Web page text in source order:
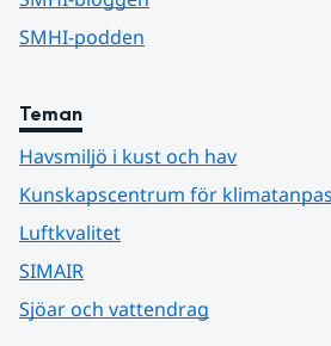
SMHI-podden
Teman
Havsmiljö i kust och hav
Kunskapscentrum för
Luftkvalitet
SIMAIR
Sjöar och vattendrag